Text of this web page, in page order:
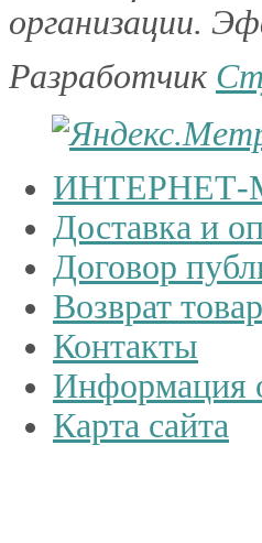
организации.
Разработчик
Доставка и
Договор
Возврат
Контакты
Информация
Карта сайта